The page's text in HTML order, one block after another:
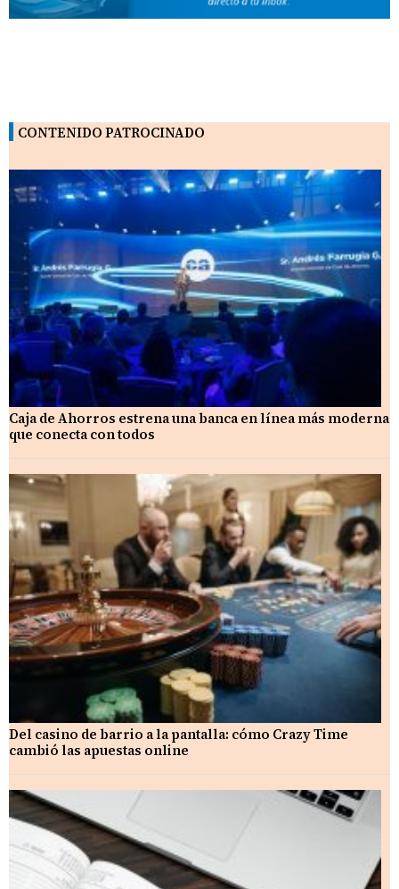
CONTENIDO PATROCINADO
Caja de Ahorros estrena una banca en línea más moderna
que conecta con todos
Del casino de barrio a la pantalla: cómo Crazy Time
cambió las apuestas online